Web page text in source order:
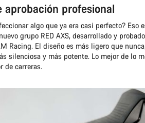
aprobación profesional
algo que ya era casi perfecto? Eso
grupo RED AXS, desarrollado y
Racing. El diseño es más ligero que
silenciosa y más potente. Lo mejor de lo
de carreras.